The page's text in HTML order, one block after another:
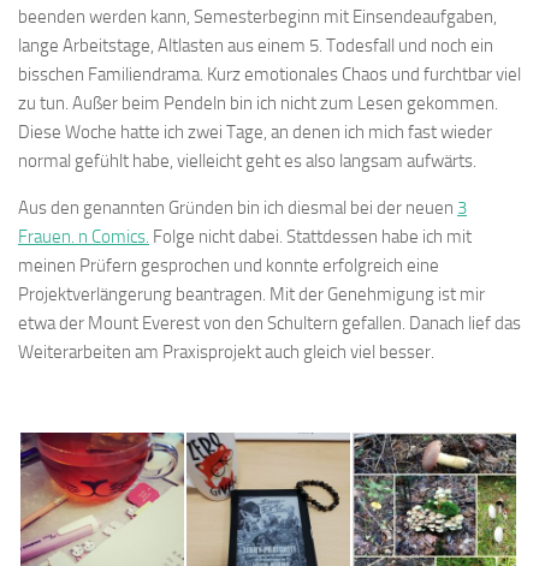
beenden werden kann, Semesterbeginn mit Einsendeaufgaben,
lange Arbeitstage, Altlasten aus einem 5. Todesfall und noch ein
bisschen Familiendrama. Kurz emotionales Chaos und furchtbar viel
zu tun. Außer beim Pendeln bin ich nicht zum Lesen gekommen.
Diese Woche hatte ich zwei Tage, an denen ich mich fast wieder
normal gefühlt habe, vielleicht geht es also langsam aufwärts.
Aus den genannten Gründen bin ich diesmal bei der neuen 3
Frauen. n Comics. Folge nicht dabei. Stattdessen habe ich mit
meinen Prüfern gesprochen und konnte erfolgreich eine
Projektverlängerung beantragen. Mit der Genehmigung ist mir
etwa der Mount Everest von den Schultern gefallen. Danach lief das
Weiterarbeiten am Praxisprojekt auch gleich viel besser.